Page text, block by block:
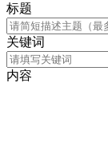
标题
关键词
内容